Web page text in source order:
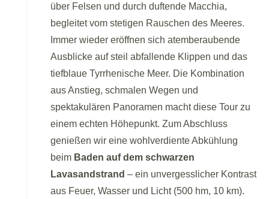
über Felsen und durch duftende Macchia,
begleitet vom stetigen Rauschen des Meeres.
Immer wieder eröffnen sich atemberaubende
Ausblicke auf steil abfallende Klippen und das
tiefblaue Tyrrhenische Meer. Die Kombination
aus Anstieg, schmalen Wegen und
spektakulären Panoramen macht diese Tour zu
einem echten Höhepunkt. Zum Abschluss
genießen wir eine wohlverdiente Abkühlung
beim Baden auf dem schwarzen
Lavasandstrand – ein unvergesslicher Kontrast
aus Feuer, Wasser und Licht (500 hm, 10 km).